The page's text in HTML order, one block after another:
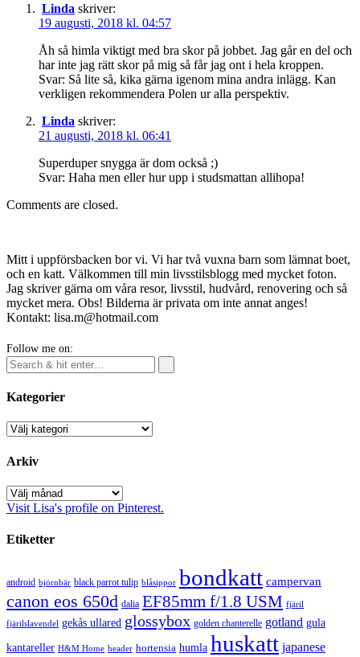
Linda skriver:
19 augusti, 2018 kl. 04:57
Åh så himla viktigt med bra skor på jobbet. Jag går en del och
har inte jag rätt skor på mig så får jag ont i hela kroppen.
Svar: Så lite så, kika gärna igenom mina andra inlägg. Kan
verkligen rekommendera Polen ur alla perspektiv.
Linda skriver:
21 augusti, 2018 kl. 06:41
Superduper snygga är dom också ;)
Svar: Haha men eller hur upp i studsmattan allihopa!
Comments are closed.
Mitt i uppförsbacken bor vi. Vi har två vuxna barn som lämnat boet,
och en katt. Välkommen till min livsstilsblogg med mycket foton.
Jag skriver gärna om våra resor, livsstil, hudvård, renovering och så
mycket mera. Obs! Bilderna är privata om inte annat anges!
Kontakt: lisa.m@hotmail.com
Follow me on:
Kategorier
Kategorier
Arkiv
Arkiv
Visit Lisa's profile on Pinterest.
Etiketter
android björnbär black parrot tulip blåsippor bondkatt campervan
canon eos 650d dalia EF85mm f/1.8 USM fjäril
fjärilslavendel gekås ullared glossybox golden chanterelle gotland gula
kantareller H&M Home header hortensia humla huskatt japanese